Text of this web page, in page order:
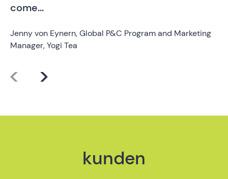
come…
Jenny von Eynern, Global P&C Program and Marketing
Manager, Yogi Tea
kunden